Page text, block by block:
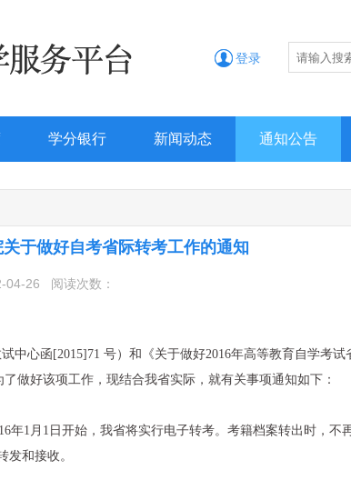
登录
学分银行 新闻动态 通知公告
于做好自考省际转考工作的通知
04-26 阅读次数：
心函[2015]71 号）和《关于做好2016年高等教育自学考试
做好该项工作，现结合我省实际，就有关事项通知如下：
1月1日开始，我省将实行电子转考。考籍档案转出时，不
发和接收。